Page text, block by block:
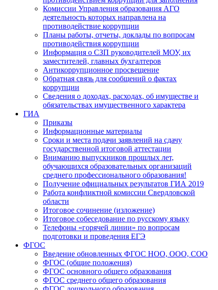
Комиссии Управления образования АГО
деятельность которых направлена на
противодействие коррупции
Планы работы, отчеты, доклады по вопросам
противодействия коррупции
Информация о СЗП руководителей МОУ, их
заместителей, главных бухгалтеров
Антикоррупционное просвещение
Обратная связь для сообщений о фактах
коррупции
Сведения о доходах, расходах, об имуществе и
обязательствах имущественного характера
ГИА
Приказы
Информационные материалы
Сроки и места подачи заявлений на сдачу
государственной итоговой аттестации
Вниманию выпускников прошлых лет,
обучающихся образовательных организаций
среднего профессионального образования!
Получение официальных результатов ГИА 2019
Работа конфликтной комиссии Свердловской
области
Итоговое сочинение (изложение)
Итоговое собеседование по русскому языку
Телефоны «горячей линии» по вопросам
подготовки и проведения ЕГЭ
ФГОС
Введение обновленных ФГОС НОО, ООО, СОО
ФГОС (общие положения)
ФГОС основного общего образования
ФГОС среднего общего образования